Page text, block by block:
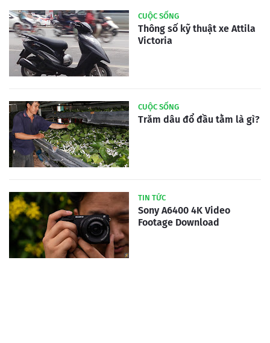
CUỘC SỐNG
Thông số kỹ thuật xe Attila
Victoria
CUỘC SỐNG
Trăm dâu đổ đầu tằm là gì?
TIN TỨC
Sony A6400 4K Video
Footage Download